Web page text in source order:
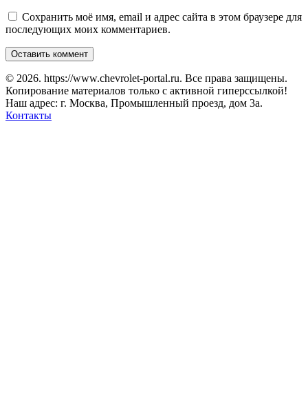
Сохранить моё имя, email и адрес сайта в этом браузере для
последующих моих комментариев.
© 2026. https://www.chevrolet-portal.ru. Все права защищены.
Копирование материалов только с активной гиперссылкой!
Наш адрес: г. Москва, Промышленный проезд, дом 3а.
Контакты